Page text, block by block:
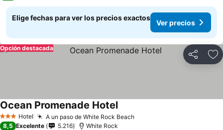
Elige fechas para ver los precios exactos
Ver precios
Compartir
Opción destacada
3 Estrellas
Hotel A un paso de White Rock Beach
Ocean Promenade Hotel
8,5 Excelente 5.216 White Rock